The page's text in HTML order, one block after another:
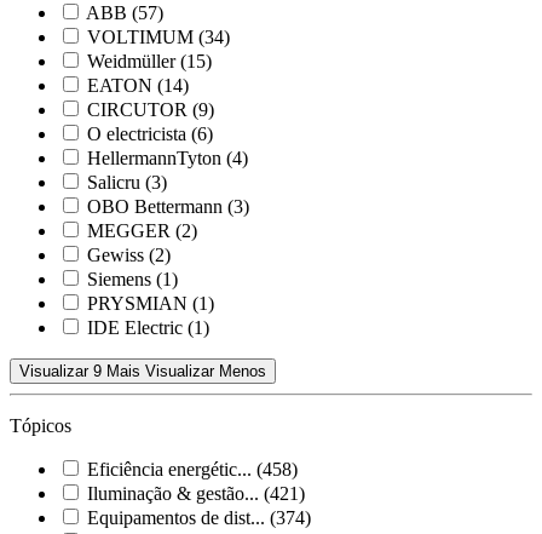
ABB (57)
VOLTIMUM (34)
Weidmüller (15)
EATON (14)
CIRCUTOR (9)
O electricista (6)
HellermannTyton (4)
Salicru (3)
OBO Bettermann (3)
MEGGER (2)
Gewiss (2)
Siemens (1)
PRYSMIAN (1)
IDE Electric (1)
Visualizar 9 Mais Visualizar Menos
Tópicos
Eficiência energétic... (458)
Iluminação & gestão... (421)
Equipamentos de dist... (374)